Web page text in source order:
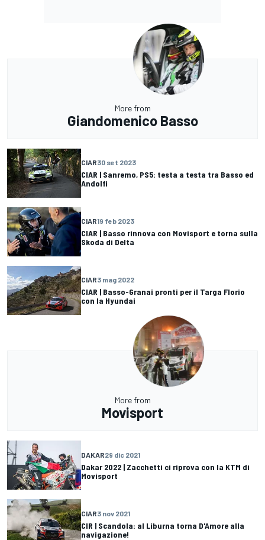
More from
Giandomenico Basso
CIAR30 set 2023
CIAR | Sanremo, PS5: testa a testa tra Basso ed
Andolfi
CIAR19 feb 2023
CIAR | Basso rinnova con Movisport e torna sulla
Skoda di Delta
CIAR3 mag 2022
CIAR | Basso-Granai pronti per il Targa Florio
con la Hyundai
More from
Movisport
DAKAR29 dic 2021
Dakar 2022 | Zacchetti ci riprova con la KTM di
Movisport
CIAR3 nov 2021
CIR | Scandola: al Liburna torna D'Amore alla
navigazione!